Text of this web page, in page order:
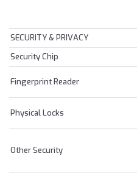
SECURITY & PRIVACY
Security Chip
Fingerprint Reader
Physical Locks
Other Security